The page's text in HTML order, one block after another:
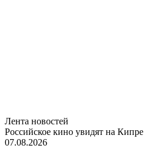
Лента новостей
Российское кино увидят на Кипре
07.08.2026